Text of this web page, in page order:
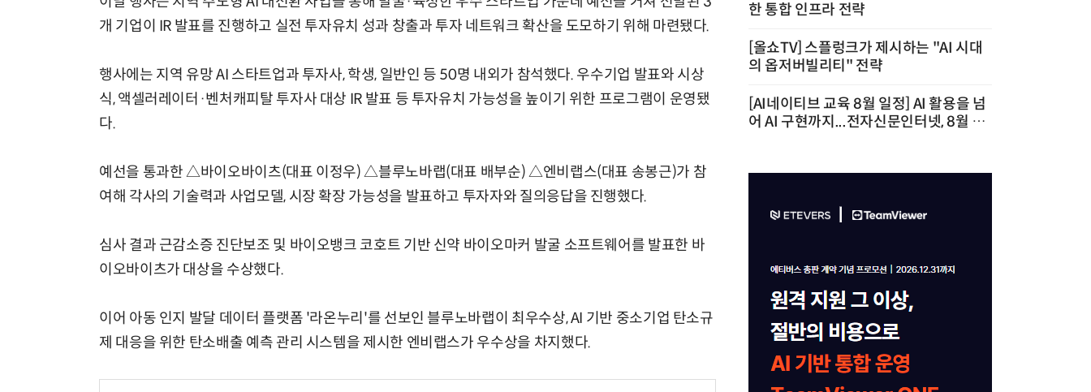
개 기업이 IR 발표를 진행하고 실전 투자유치 성과 창출과 투자 네트워크 확산을 도모하기 위해 마련됐다.
행사에는 지역 유망 AI 스타트업과 투자사, 학생, 일반인 등 50명 내외가 참석했다. 우수기업 발표와 시상
식, 액셀러레이터·벤처캐피탈 투자사 대상 IR 발표 등 투자유치 가능성을 높이기 위한 프로그램이 운영됐
다.
예선을 통과한 △바이오바이츠(대표 이정우) △블루노바랩(대표 배부순) △엔비랩스(대표 송봉근)가 참
여해 각사의 기술력과 사업모델, 시장 확장 가능성을 발표하고 투자자와 질의응답을 진행했다.
심사 결과 근감소증 진단보조 및 바이오뱅크 코호트 기반 신약 바이오마커 발굴 소프트웨어를 발표한 바
이오바이츠가 대상을 수상했다.
이어 아동 인지 발달 데이터 플랫폼 '라온누리'를 선보인 블루노바랩이 최우수상, AI 기반 중소기업 탄소규
제 대응을 위한 탄소배출 예측 관리 시스템을 제시한 엔비랩스가 우수상을 차지했다.
한 통합 인프라 전략
[올쇼TV] 스플렁크가 제시하는 "AI 시대
의 옵저버빌리티" 전략
[AI네이티브 교육 8월 일정] AI 활용을 넘
어 AI 구현까지...전자신문인터넷, 8월 실